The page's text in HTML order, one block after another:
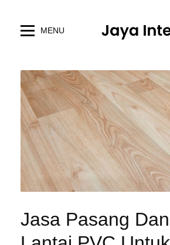
MENU
Jasa Pasang